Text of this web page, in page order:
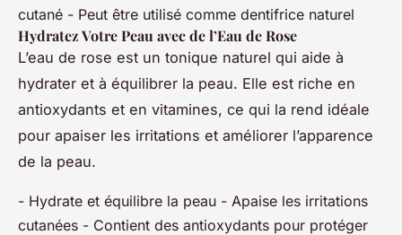
cutané - Peut être utilisé comme dentifrice naturel
Hydratez Votre Peau avec de l’Eau de Rose
L’eau de rose est un tonique naturel qui aide à
hydrater et à équilibrer la peau. Elle est riche en
antioxydants et en vitamines, ce qui la rend idéale
pour apaiser les irritations et améliorer l’apparence
de la peau.
- Hydrate et équilibre la peau - Apaise les irritations
cutanées - Contient des antioxydants pour protéger